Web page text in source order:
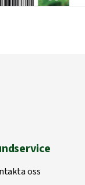
oss